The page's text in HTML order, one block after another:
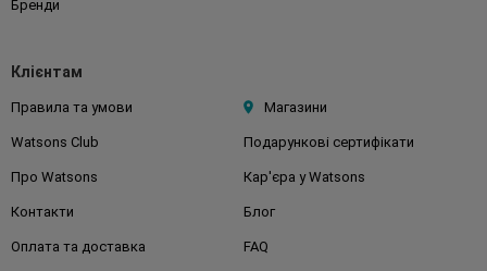
Бренди
Клієнтам
Правила та умови Магазини
Watsons Club Подарункові сертифікати
Про Watsons Кар'єра у Watsons
Контакти Блог
Оплата та доставка FAQ